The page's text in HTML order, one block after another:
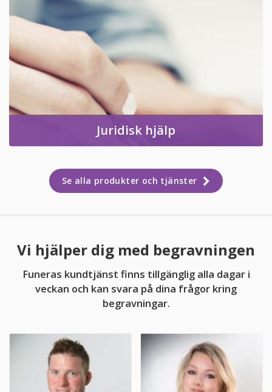
Juridisk hjälp
Se alla produkter och tjänster
Vi hjälper dig med begravningen
Funeras kundtjänst finns tillgänglig alla dagar i
veckan och kan svara på dina frågor kring
begravningar.